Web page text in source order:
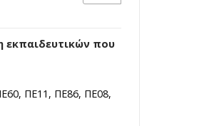
εκπαιδευτικών που
ΠΕ11, ΠΕ86, ΠΕ08,